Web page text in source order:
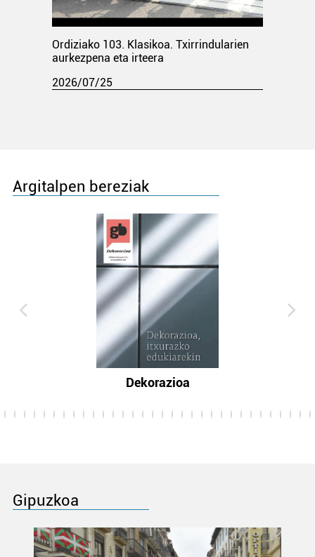
Ordiziako 103. Klasikoa. Txirrindularien
aurkezpena eta irteera
2026/07/25
Argitalpen bereziak
Dekorazioa
Gipuzkoa